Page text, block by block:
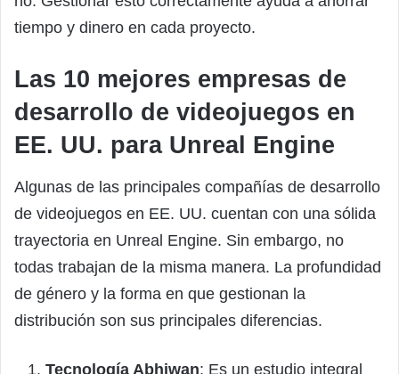
tiempo y dinero en cada proyecto.
Las 10 mejores empresas de
desarrollo de videojuegos en
EE. UU. para Unreal Engine
Algunas de las principales compañías de desarrollo
de videojuegos en EE. UU. cuentan con una sólida
trayectoria en Unreal Engine. Sin embargo, no
todas trabajan de la misma manera. La profundidad
de género y la forma en que gestionan la
distribución son sus principales diferencias.
Tecnología Abhiwan: Es un estudio integral